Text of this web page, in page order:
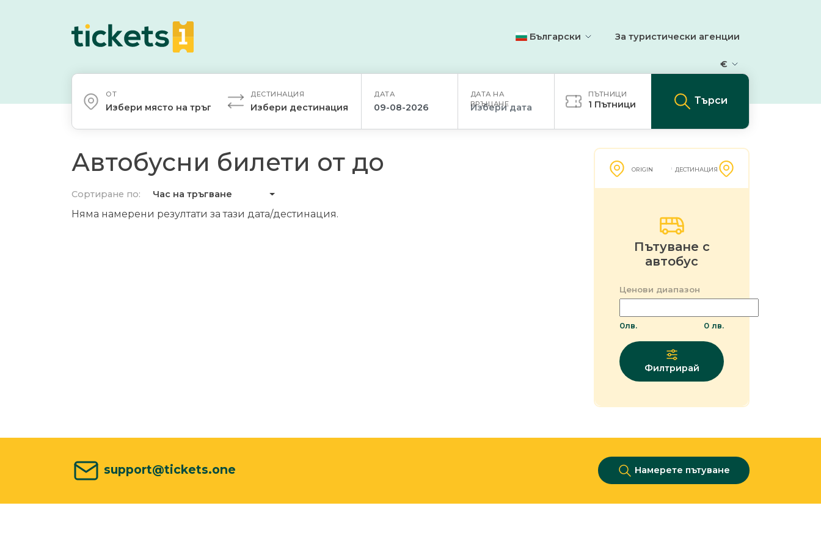
Български За туристически агенции
€
ОТ
Избери място на тръгване
ДЕСТИНАЦИЯ
Избери дестинация
ДАТА
ДАТА НА
ВРЪЩАНЕ
ПЪТНИЦИ
1 Пътници Търси
Автобусни билети от до
Сортиране по: Час на тръгване
Няма намерени резултати за тази дата/дестинация.
ORIGIN ДЕСТИНАЦИЯ
Пътуване с
автобус
Ценови диапазон
0лв. 0 лв.
Филтрирай
support@tickets.one Намерете пътуване